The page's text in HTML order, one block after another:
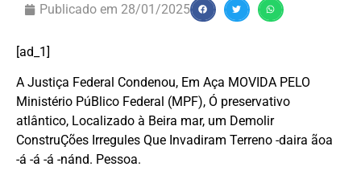
Publicado em 28/01/2025
[ad_1]
A Justiça Federal Condenou, Em Aça MOVIDA PELO
Ministério PúBlico Federal (MPF), Ó preservativo
atlântico, Localizado à Beira mar, um Demolir
ConstruÇões Irregules Que Invadiram Terreno -daira ãoa
-á -á -á -nánd. Pessoa.